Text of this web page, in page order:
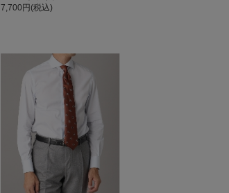
7,700円(税込)